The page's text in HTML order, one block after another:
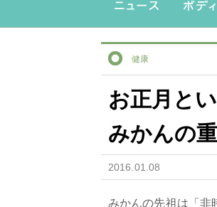
健康
お正月と
みかんの
2016.01.08
みかんの先祖は「非